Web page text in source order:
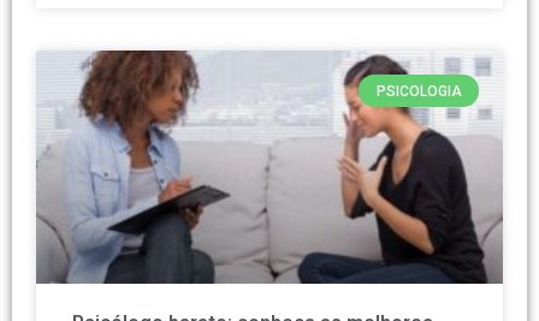
PSICOLOGIA